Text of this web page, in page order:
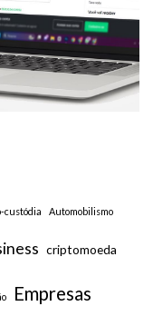
custódia Automobilismo
criptomoeda
Empresas